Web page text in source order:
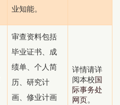
业知能。
审查资料包括
毕业证书、成
绩单、个人简
历、研究计
画、修业计画
详情请详
阅本校国
际事务处
网页。